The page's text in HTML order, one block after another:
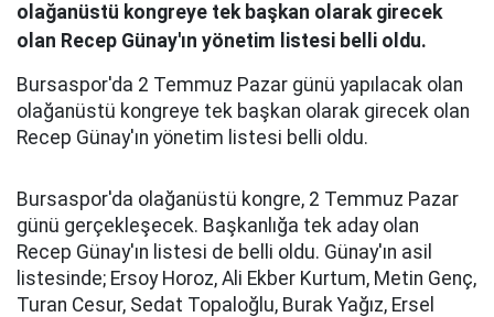
olağanüstü kongreye tek başkan olarak girecek
olan Recep Günay'ın yönetim listesi belli oldu.
Bursaspor'da 2 Temmuz Pazar günü yapılacak olan
olağanüstü kongreye tek başkan olarak girecek olan
Recep Günay'ın yönetim listesi belli oldu.
Bursaspor'da olağanüstü kongre, 2 Temmuz Pazar
günü gerçekleşecek. Başkanlığa tek aday olan
Recep Günay'ın listesi de belli oldu. Günay'ın asil
listesinde; Ersoy Horoz, Ali Ekber Kurtum, Metin Genç,
Turan Cesur, Sedat Topaloğlu, Burak Yağız, Ersel